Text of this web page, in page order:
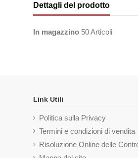
Dettagli del prodotto
In magazzino 50 Articoli
Link Utili
Politica sulla Privacy
Termini e condizioni di vendita
Risoluzione Online delle